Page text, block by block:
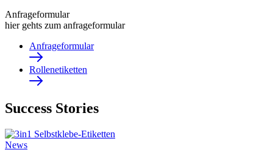
Anfrageformular
hier gehts zum anfrageformular
Anfrageformular
Rollenetiketten
Success Stories
News